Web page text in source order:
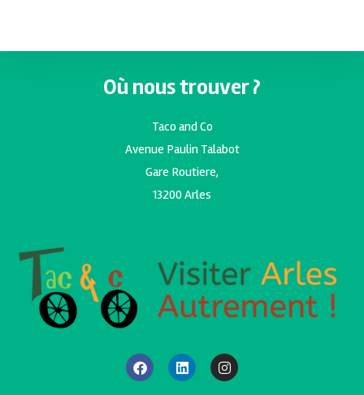
Où nous trouver ?
Taco and Co
Avenue Paulin Talabot
Gare Routiere,
13200 Arles